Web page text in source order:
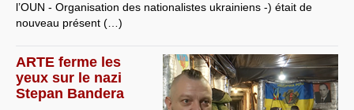
l’OUN - Organisation des nationalistes ukrainiens -) était de
nouveau présent (…)
ARTE ferme les
yeux sur le nazi
Stepan Bandera